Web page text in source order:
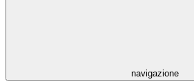
navigazione